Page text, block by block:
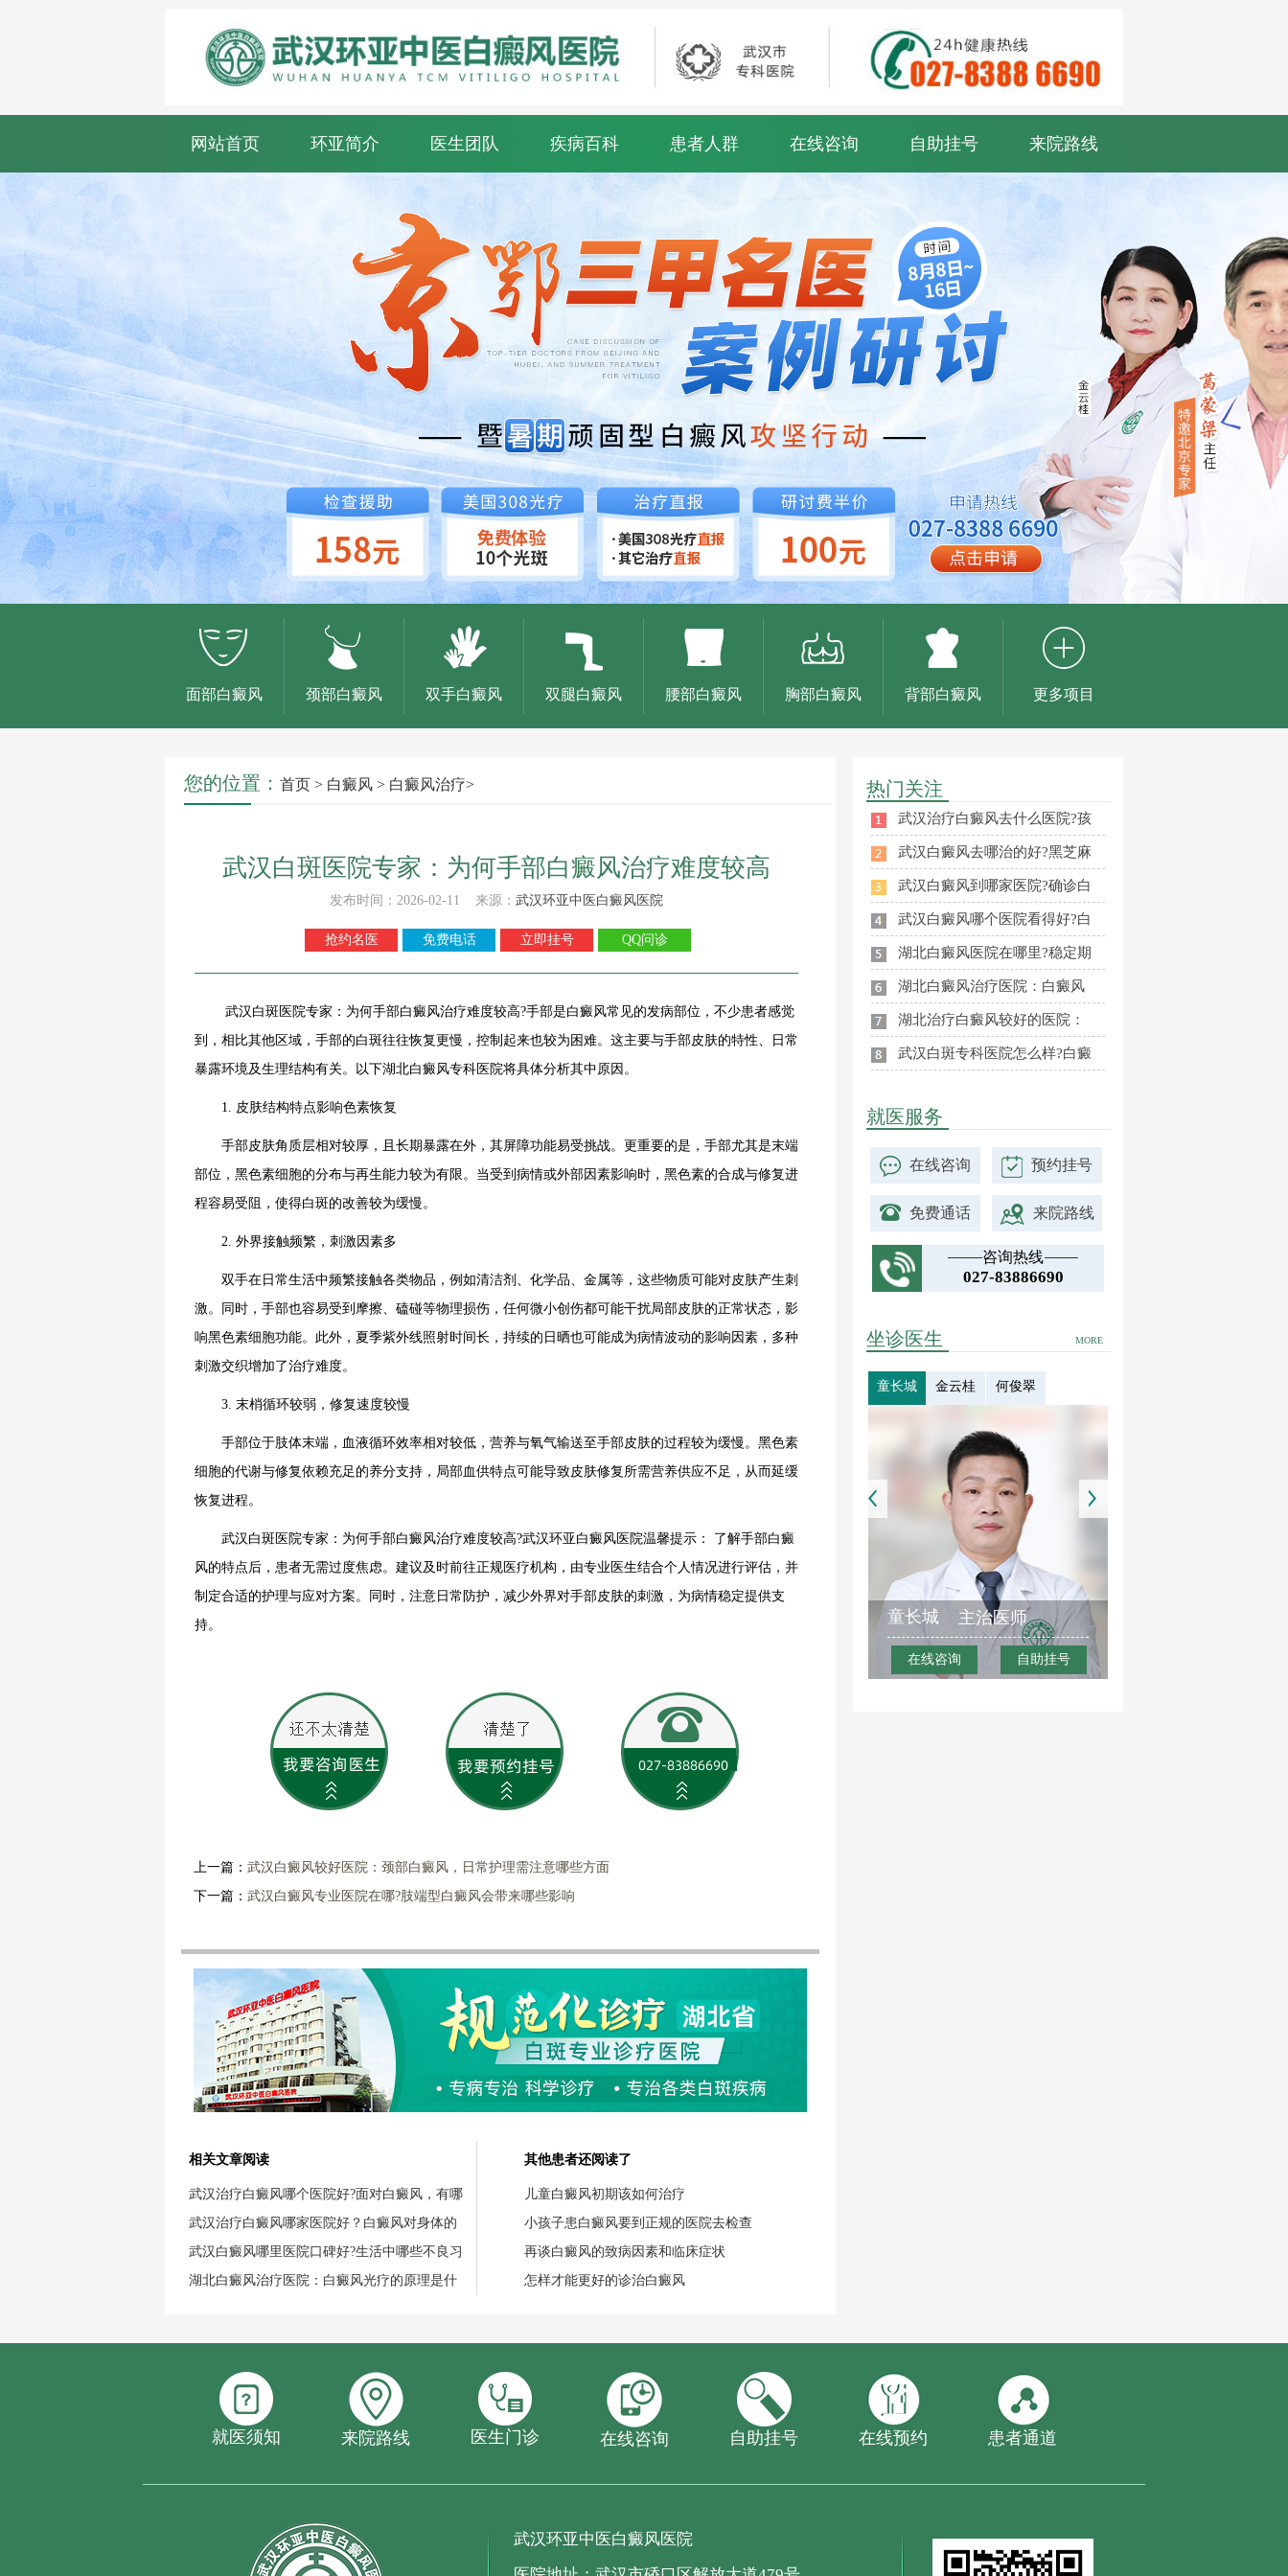
网站首页 环亚简介 医生团队 疾病百科 患者人群 在线咨询 自助挂号 来院路线
面部白癜风 颈部白癜风 双手白癜风 双腿白癜风 腰部白癜风 胸部白癜风 背部白癜风 更多项目
您的位置： 首页 > 白癜风 > 白癜风治疗>
武汉白斑医院专家：为何手部白癜风治疗难度较高
发布时间：2026-02-11 来源： 武汉环亚中医白癜风医院
抢约名医 免费电话 立即挂号 QQ问诊
武汉白斑医院专家：为何手部白癜风治疗难度较高?手部是白癜风常见的发病部位，不少患者感觉
到，相比其他区域，手部的白斑往往恢复更慢，控制起来也较为困难。这主要与手部皮肤的特性、日常
暴露环境及生理结构有关。以下湖北白癜风专科医院将具体分析其中原因。
1. 皮肤结构特点影响色素恢复
手部皮肤角质层相对较厚，且长期暴露在外，其屏障功能易受挑战。更重要的是，手部尤其是末端
部位，黑色素细胞的分布与再生能力较为有限。当受到病情或外部因素影响时，黑色素的合成与修复进
程容易受阻，使得白斑的改善较为缓慢。
2. 外界接触频繁，刺激因素多
双手在日常生活中频繁接触各类物品，例如清洁剂、化学品、金属等，这些物质可能对皮肤产生刺
激。同时，手部也容易受到摩擦、磕碰等物理损伤，任何微小创伤都可能干扰局部皮肤的正常状态，影
响黑色素细胞功能。此外，夏季紫外线照射时间长，持续的日晒也可能成为病情波动的影响因素，多种
刺激交织增加了治疗难度。
3. 末梢循环较弱，修复速度较慢
手部位于肢体末端，血液循环效率相对较低，营养与氧气输送至手部皮肤的过程较为缓慢。黑色素
细胞的代谢与修复依赖充足的养分支持，局部血供特点可能导致皮肤修复所需营养供应不足，从而延缓
恢复进程。
武汉白斑医院专家：为何手部白癜风治疗难度较高?武汉环亚白癜风医院温馨提示： 了解手部白癜
风的特点后，患者无需过度焦虑。建议及时前往正规医疗机构，由专业医生结合个人情况进行评估，并
制定合适的护理与应对方案。同时，注意日常防护，减少外界对手部皮肤的刺激，为病情稳定提供支
持。
上一篇： 武汉白癜风较好医院：颈部白癜风，日常护理需注意哪些方面
下一篇： 武汉白癜风专业医院在哪?肢端型白癜风会带来哪些影响
相关文章阅读
武汉治疗白癜风哪个医院好?面对白癜风，有哪
武汉治疗白癜风哪家医院好？白癜风对身体的
武汉白癜风哪里医院口碑好?生活中哪些不良习
湖北白癜风治疗医院：白癜风光疗的原理是什
其他患者还阅读了
儿童白癜风初期该如何治疗
小孩子患白癜风要到正规的医院去检查
再谈白癜风的致病因素和临床症状
怎样才能更好的诊治白癜风
热门关注
武汉治疗白癜风去什么医院?孩
武汉白癜风去哪治的好?黑芝麻
武汉白癜风到哪家医院?确诊白
武汉白癜风哪个医院看得好?白
湖北白癜风医院在哪里?稳定期
湖北白癜风治疗医院：白癜风
湖北治疗白癜风较好的医院：
武汉白斑专科医院怎么样?白癜
就医服务
在线咨询 预约挂号
免费通话 来院路线
咨询热线
027-83886690
MORE
坐诊医生
童长城 金云桂 何俊翠
童长城 主治医师
在线咨询 自助挂号
就医须知 来院路线 医生门诊 在线咨询 自助挂号 在线预约 患者通道
武汉环亚中医白癜风医院